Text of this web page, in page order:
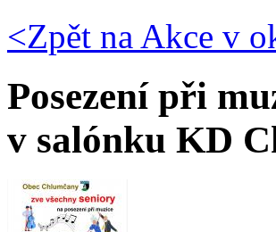
<Zpět na Akce v
Posezení při
v salónku KD